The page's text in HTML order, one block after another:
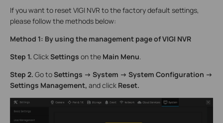
If you want to reset VIGI NVR to the factory default settings,
please follow the methods below:
Method 1: By using the management page of VIGI NVR
Step 1. ClickSettings on the Main Menu
Step 2. Go toSettings -> System -> System Configuration ->
Settings Management, and click Reset.